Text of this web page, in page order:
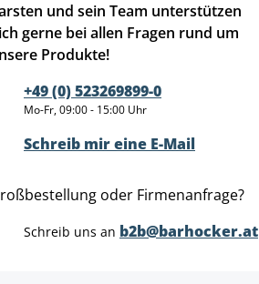
und sein Team unterstützen
gerne bei allen Fragen rund um
Produkte!
+49 (0) 523269899-0
Mo-Fr, 09:00 - 15:00 Uhr
Schreib mir eine E-Mail
oder Firmenanfrage?
Schreib uns an b2b@barhocker.at